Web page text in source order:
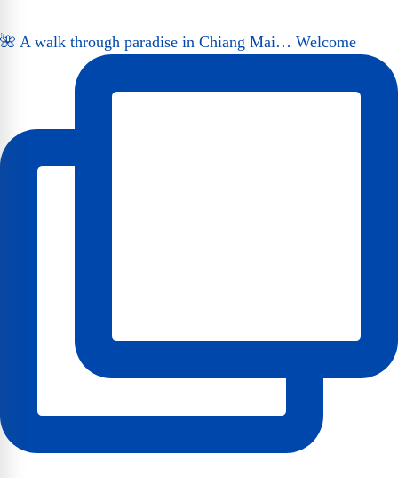
🌺 A walk through paradise in Chiang Mai… Welcome